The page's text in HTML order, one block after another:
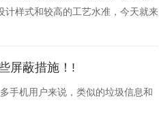
计样式和较高的工艺水准，今天就来
屏蔽措施！!
手机用户来说，类似的垃圾信息和